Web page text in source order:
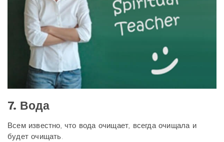
7. Вода
Всем известно, что вода очищает, всегда очищала и
будет очищать.